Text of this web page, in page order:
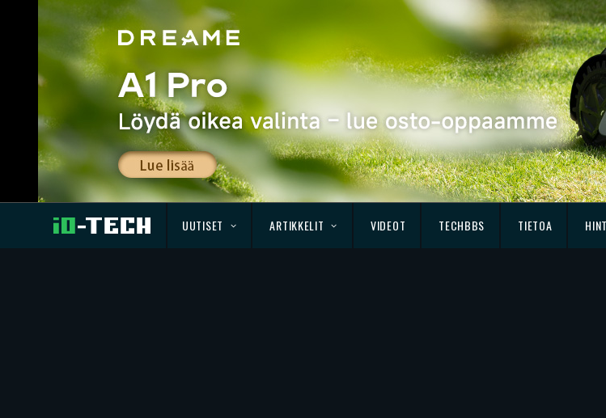
UUTISET ARTIKKELIT VIDEOT TECHBBS TIETOA